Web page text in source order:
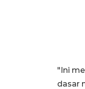
"Ini
dasar